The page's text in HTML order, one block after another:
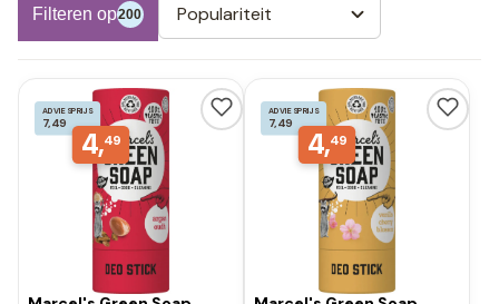
Filteren op200 Populariteit
ADVIESPRIJS
7,49
4,49
ADVIESPRIJS
7,49
4,49